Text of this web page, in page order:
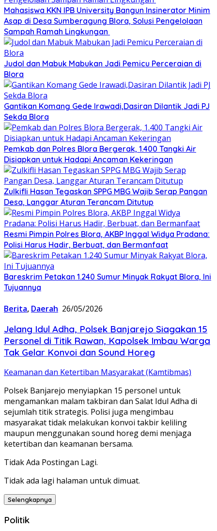
Mahasiswa KKN IPB University Bangun Insinerator Minim
Asap di Desa Sumberagung Blora, Solusi Pengelolaan
Sampah Ramah Lingkungan ‎
Judol dan Mabuk Mabukan Jadi Pemicu Perceraian di
Blora
Gantikan Komang Gede Irawadi,Dasiran Dilantik Jadi PJ
Sekda Blora
Pemkab dan Polres Blora Bergerak, 1.400 Tangki Air
Disiapkan untuk Hadapi Ancaman Kekeringan
Zulkifli Hasan Tegaskan SPPG MBG Wajib Serap Pangan
Desa, Langgar Aturan Terancam Ditutup
Resmi Pimpin Polres Blora, AKBP Inggal Widya Pradana:
Polisi Harus Hadir, Berbuat, dan Bermanfaat
Bareskrim Petakan 1.240 Sumur Minyak Rakyat Blora, Ini
Tujuannya
Berita, Daerah 26/05/2026
Jelang Idul Adha, Polsek Banjarejo Siagakan 15
Personel di Titik Rawan, Kapolsek Imbau Warga
Tak Gelar Konvoi dan Sound Horeg
Keamanan dan Ketertiban Masyarakat (Kamtibmas)
Polsek Banjarejo menyiapkan 15 personel untuk
mengamankan malam takbiran dan Salat Idul Adha di
sejumlah titik strategis. Polisi juga mengimbau
masyarakat tidak melakukan konvoi takbir keliling
maupun menggunakan sound horeg demi menjaga
ketertiban dan keamanan bersama.
Tidak Ada Postingan Lagi.
Tidak ada lagi halaman untuk dimuat.
Selengkapnya
Politik